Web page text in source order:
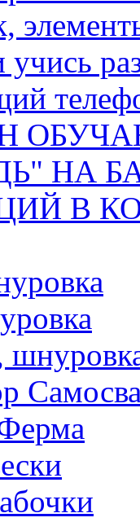
учись
НА
В